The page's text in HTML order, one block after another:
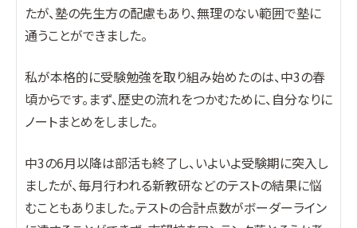
たが、塾の先生方の配慮もあり、無理のない範囲で塾に
通うことができました。
私が本格的に受験勉強を取り組み始めたのは、中3の春
頃からです。まず、歴史の流れをつかむために、自分なりに
ノートまとめをしました。
中3の6月以降は部活も終了し、いよいよ受験期に突入し
ましたが、毎月行われる新教研などのテストの結果に悩
むこともありました。テストの合計点数がボーダーライン